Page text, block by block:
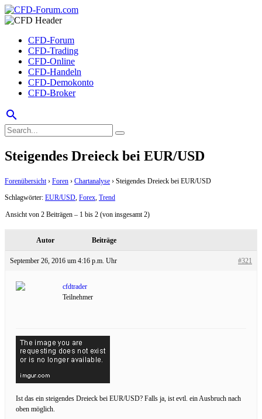
CFD-Forum
CFD-Trading
CFD-Online
CFD-Handeln
CFD-Demokonto
CFD-Broker
search
Steigendes Dreieck bei EUR/USD
Forenübersicht › Foren › Chartanalyse › Steigendes Dreieck bei EUR/USD
Schlagwörter: EUR/USD, Forex, Trend
Ansicht von 2 Beiträgen – 1 bis 2 (von insgesamt 2)
Autor Beiträge
September 26, 2016 um 4:16 p.m. Uhr #321
cfdtrader
Teilnehmer
Ist das ein steigendes Dreieck bei EUR/USD? Falls ja, ist evtl. ein Ausbruch nach
oben möglich.